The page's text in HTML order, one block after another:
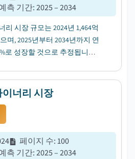
측 기간:2025 – 2034
리 시장 규모는 2024년 1,464억
며, 2025년부터 2034년까지 연
로 성장할 것으로 추정됩니
너리 시장
페이지 수:100
측 기간:2025 – 2034